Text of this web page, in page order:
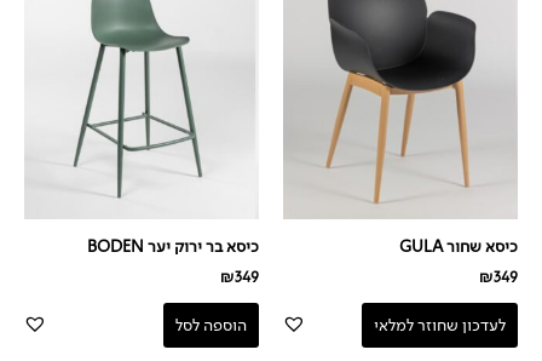
כיסא שחור GULA
₪349
לעדכון שחוזר למלאי
כיסא בר ירוק יער BODEN
₪349
הוספה לסל